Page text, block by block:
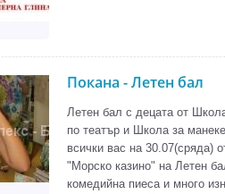
Покана - Летен бал
Летен бал с децата от
по театър и Школа за
всички вас на 30.07(сряда)
"Морско казино" на Летен
комедийна пиеса и много